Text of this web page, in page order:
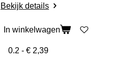
Bekijk details
In winkelwagen